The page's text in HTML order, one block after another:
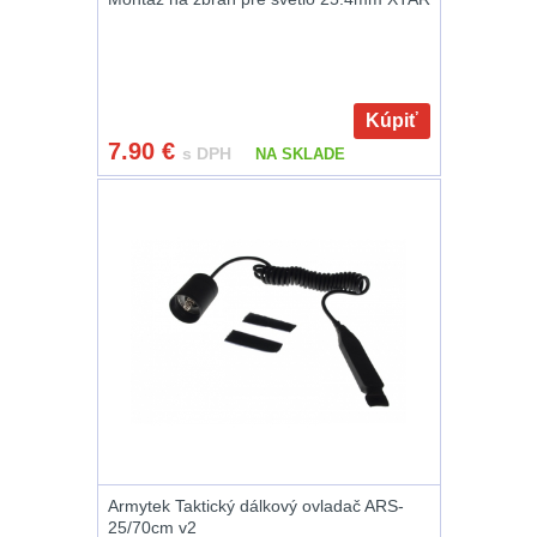
Zámky1
Adaptéry33
Taktická pera5
Ostatní45
Kúpiť
7.90 € s DPH NA SKLADE
Armytek Taktický dálkový ovladač ARS-
25/70cm v2